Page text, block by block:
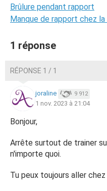
Brûlure pendant rapport
Manque de rapport chez
1 réponse
RÉPONSE 1 / 1
joraline 9 912
1 nov. 2023 à 21:04
Bonjour,
Arrête surtout de trainer
n'importe quoi.
Tu peux toujours aller